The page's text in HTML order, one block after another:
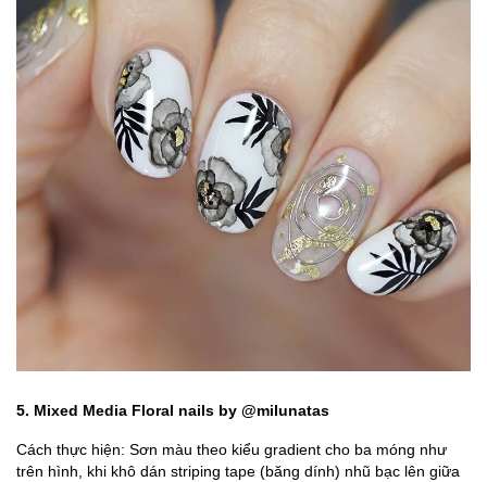
5. Mixed Media Floral nails by @milunatas
Cách thực hiện: Sơn màu theo kiểu gradient cho ba móng như
trên hình, khi khô dán striping tape (băng dính) nhũ bạc lên giữa